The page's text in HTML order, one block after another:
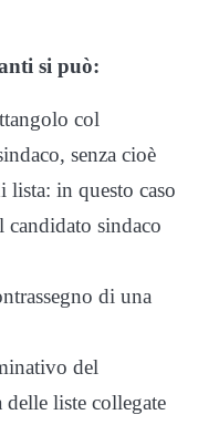
si può:
col
senza cioè
lista: in questo caso
sindaco
di una
del
delle liste collegate